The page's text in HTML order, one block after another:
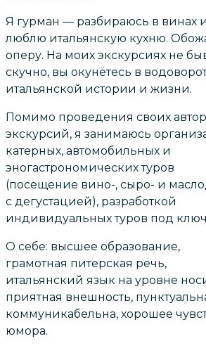
Я гурман — разбираюсь в винах и
люблю итальянскую кухню.
оперу. На моих экскурсиях не
скучно, вы окунётесь в
итальянской истории и жизни.
Помимо проведения своих
экскурсий, я занимаюсь
катерных, автомобильных и
эногастрономических туров
(посещение вино-, сыро- и
с дегустацией), разработкой
индивидуальных туров под
О себе: высшее образование,
грамотная питерская речь,
итальянский язык на уровне
приятная внешность,
коммуникабельна, хорошее
юмора.